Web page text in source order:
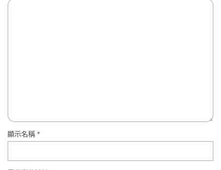
顯示名稱*